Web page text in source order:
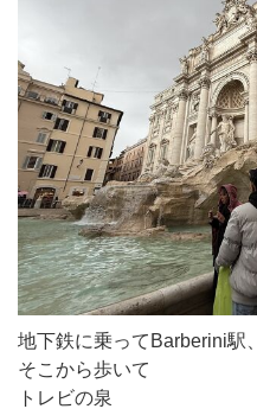
地下鉄に乗ってBarberini駅、
そこから歩いて
トレビの泉